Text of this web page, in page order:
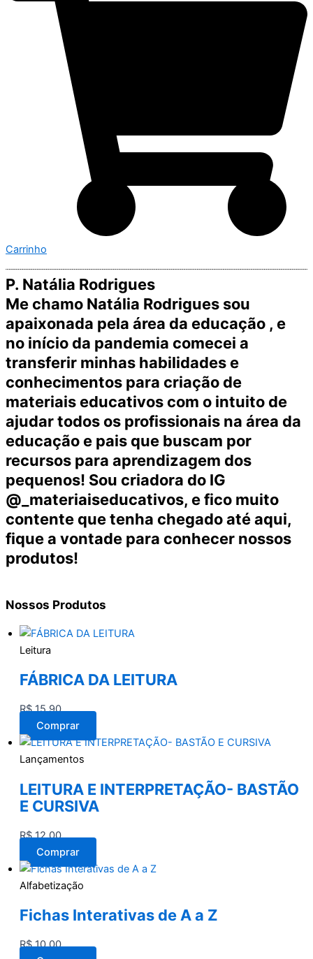
Carrinho
P. Natália Rodrigues
Me chamo Natália Rodrigues sou
apaixonada pela área da educação , e
no início da pandemia comecei a
transferir minhas habilidades e
conhecimentos para criação de
materiais educativos com o intuito de
ajudar todos os profissionais na área da
educação e pais que buscam por
recursos para aprendizagem dos
pequenos! Sou criadora do IG
@_materiaiseducativos, e fico muito
contente que tenha chegado até aqui,
fique a vontade para conhecer nossos
produtos!
Nossos Produtos
Leitura
FÁBRICA DA LEITURA
R$15,90
Comprar
Lançamentos
LEITURA E INTERPRETAÇÃO- BASTÃO
E CURSIVA
R$12,00
Comprar
Alfabetização
Fichas Interativas de A a Z
R$10,00